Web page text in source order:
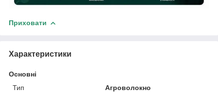
Приховати
Характеристики
Основні
Тип
Агроволокно